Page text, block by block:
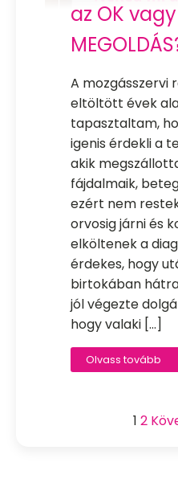
az OK
A mozgásszervi
eltöltött évek
tapasztaltam,
igenis érdekli a
akik
fájdalmaik,
ezért nem
orvosig járni és
elköltenek a
érdekes, hogy
birtokában
jól végezte
hogy valaki […]
Olvass tovább
1 2